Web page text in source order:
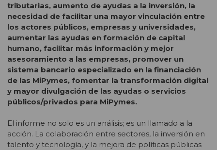
tributarias, aumento de ayudas a la inversión, la
necesidad de facilitar una mayor vinculación entre
los actores públicos, empresas y universidades,
aumentar las ayudas en formación de capital
humano, facilitar más información y mejor
asesoramiento a las empresas, promover un
sistema bancario especializado en la financiación
de las MiPymes, fomentar la transformación digital
y mayor divulgación de las ayudas o servicios
públicos/privados para MiPymes.
El informe no solo es un análisis; es un llamado a la
acción. La colaboración entre sectores, la inversión en
talento y tecnología, y la mejora de políticas públicas